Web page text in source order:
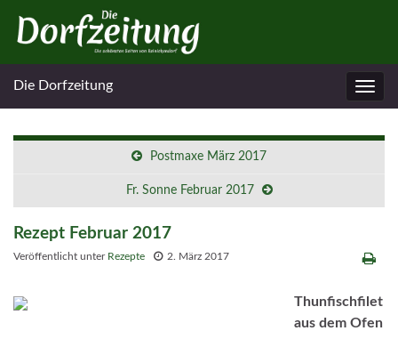
Die Dorfzeitung
Postmaxe März 2017
Fr. Sonne Februar 2017
Rezept Februar 2017
Veröffentlicht unter Rezepte 2. März 2017
Thunfischfilet
aus dem Ofen